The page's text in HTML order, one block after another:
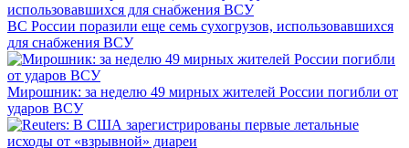
ВС России поразили еще семь сухогрузов, использовавшихся
для снабжения ВСУ
Мирошник: за неделю 49 мирных жителей России погибли от
ударов ВСУ